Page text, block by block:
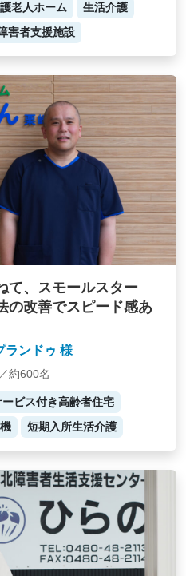
老人ホーム
生活介護
害者支援施設
て、スモールスター
の改善でスピード感あ
ランドゥ 様
約600名
ービス付き高齢者住宅
短期入所生活介護